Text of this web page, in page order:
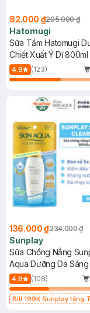
82.000 ₫205.000 ₫
Hatomugi
Sữa Tắm Hatomugi
Chiết Xuất Ý Dĩ 800ml
4.9 (123)
136.000 ₫234.000 ₫
Sunplay
Sữa Chống Nắng
Aqua Dưỡng Da
4.9 (108)
Bill 199K Sunplay tặng